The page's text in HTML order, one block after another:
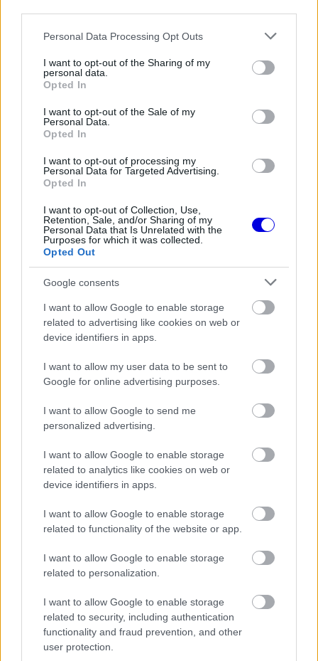
Please note that this website/app uses one or more Google
not limited to your visit or usage behaviour. You may click to
grant or deny consent to Google and its third-party tags to
use your data for below specified purposes in below Google
consent section.
Personal Data Processing Opt Outs
I want to opt-out of the Sharing of my
personal data.
Opted In
I want to opt-out of the Sale of my
Personal Data.
Opted In
I want to opt-out of processing my
Personal Data for Targeted Advertising.
Opted In
I want to opt-out of Collection, Use,
Retention, Sale, and/or Sharing of my
Personal Data that Is Unrelated with the
Purposes for which it was collected.
Opted Out
Google consents
I want to allow Google to enable storage
related to advertising like cookies on web or
device identifiers in apps.
I want to allow my user data to be sent to
Google for online advertising purposes.
I want to allow Google to send me
personalized advertising.
I want to allow Google to enable storage
related to analytics like cookies on web or
device identifiers in apps.
I want to allow Google to enable storage
related to functionality of the website or app.
I want to allow Google to enable storage
related to personalization.
I want to allow Google to enable storage
related to security, including authentication
functionality and fraud prevention, and other
user protection.
is
loading.
window.
paddockban, Jolyon Palmer korábbi Forma–1-es
versenyző pedig élesen kritizálta a testület
eljárását a saját elemzőműsorában.
EZEKET IS AJÁNLJUK
FORMA-1
Ezt a hibát még Fred Vasseur sem
tudja letagadni a Ferrarinál
Bankot robbanthat a Ferrari Max
Verstappen megszerzéséért
FORMA-1
évekre meghatározhatja a sikerét
„Russell forrt a dühtől, eldobta a fejtámaszt, majd
kapott egy ötezer eurós felfüggesztett büntetést,
ami számomra teljes képtelenség. A sportág
szerves része az érzelemkifejezés, ráadásul a